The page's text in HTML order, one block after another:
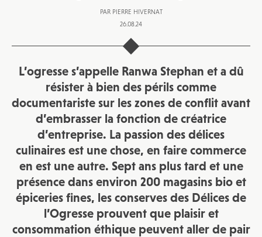
PAR PIERRE HIVERNAT
26.08.24
L’ogresse s’appelle Ranwa Stephan et a dû
résister à bien des périls comme
documentariste sur les zones de conflit avant
d’embrasser la fonction de créatrice
d’entreprise. La passion des délices
culinaires est une chose, en faire commerce
en est une autre. Sept ans plus tard et une
présence dans environ 200 magasins bio et
épiceries fines, les conserves des Délices de
l’Ogresse prouvent que plaisir et
consommation éthique peuvent aller de pair